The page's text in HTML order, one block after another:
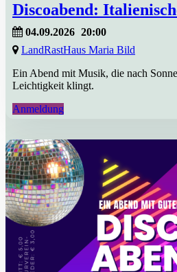
Discoabend:
04.09.2026 20:00
LandRastHaus Maria Bild
Ein Abend mit Musik, die nach
Leichtigkeit klingt.
Anmeldung